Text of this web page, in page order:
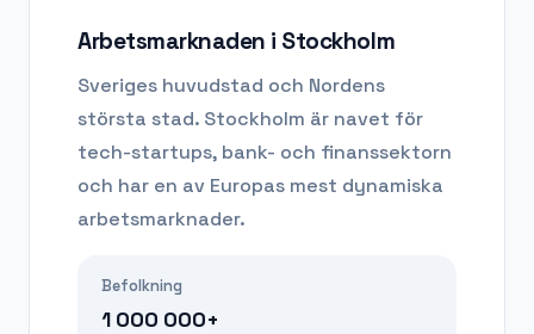
Arbetsmarknaden i Stockholm
Sveriges huvudstad och Nordens
största stad. Stockholm är navet för
tech-startups, bank- och finanssektorn
och har en av Europas mest dynamiska
arbetsmarknader.
Befolkning
1 000 000+